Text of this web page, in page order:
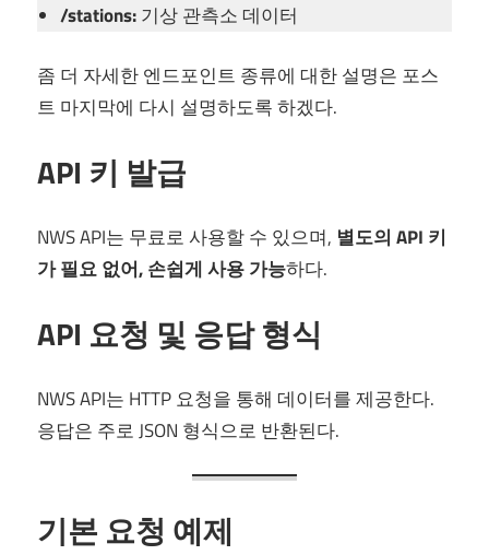
/stations:기상 관측소 데이터
좀 더 자세한 엔드포인트 종류에 대한 설명은 포스
트 마지막에 다시 설명하도록 하겠다.
API 키 발급
NWS API는 무료로 사용할 수 있으며, 별도의 API 키
가 필요 없어, 손쉽게 사용 가능하다.
API 요청 및 응답 형식
NWS API는 HTTP 요청을 통해 데이터를 제공한다.
응답은 주로 JSON 형식으로 반환된다.
기본 요청 예제